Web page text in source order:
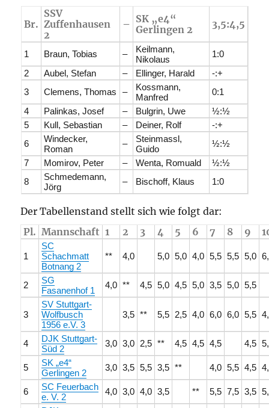
Br.
SSV
Zuffenhausen
2
– SK „e4“
Gerlingen 2
3,5:4,5
1 Braun, Tobias –
Keilmann,
Nikolaus
1:0
2
Aubel, Stefan – Ellinger, Harald
-:+
3
Clemens, Thomas –
Kossmann,
Manfred
0:1
4
Palinkas, Josef – Bulgrin, Uwe
½:½
5
Kull, Sebastian – Deiner, Rolf
-:+
6
Windecker,
Roman
–
Steinmassl,
Guido
½:½
7
Momirov, Peter – Wenta, Romuald
½:½
8
Schmedemann,
Jörg
– Bischoff, Klaus 1:0
Der Tabellenstand stellt sich wie folgt dar:
Pl. Mannschaft 1 2 3 4 5 6 7 8 9
1
SC
Schachmatt
Botnang 2
** 4,0 5,0 5,0 4,0 5,5 5,5 5,0
2
SG
Fasanenhof 1
4,0 ** 4,5 5,0 4,5 5,0 3,5 5,0 5,5
3
SV Stuttgart-
Wolfbusch
1956 e.V. 3
3,5 ** 5,5 2,5 4,0 6,0 6,0 5,5
4
DJK Stuttgart-
Süd 2
3,0 3,0 2,5 ** 4,5 4,5 4,5 4,5
5
SK „e4“
Gerlingen 2
3,0 3,5 5,5 3,5 ** 4,0 5,5 4,5
6
SC Feuerbach
e. V. 2
4,0 3,0 4,0 3,5 ** 5,5 7,5 3,5